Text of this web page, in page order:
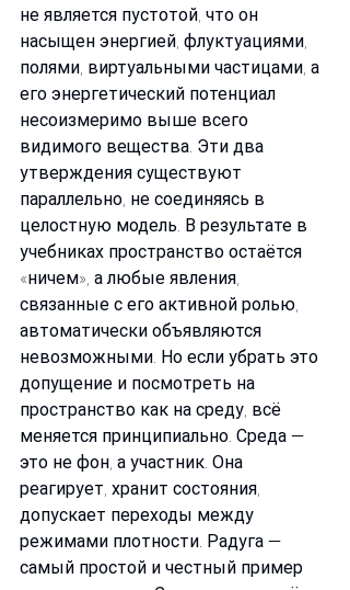
не является пустотой, что он
насыщен энергией, флуктуациями,
полями, виртуальными частицами, а
его энергетический потенциал
несоизмеримо выше всего
видимого вещества. Эти два
утверждения существуют
параллельно, не соединяясь в
целостную модель. В результате в
учебниках пространство остаётся
«ничем», а любые явления,
связанные с его активной ролью,
автоматически объявляются
невозможными. Но если убрать это
допущение и посмотреть на
пространство как на среду, всё
меняется принципиально. Среда —
это не фон, а участник. Она
реагирует, хранит состояния,
допускает переходы между
режимами плотности. Радуга —
самый простой и честный пример